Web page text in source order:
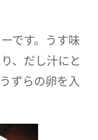
です。うす味
、だし汁にと
ずらの卵を入